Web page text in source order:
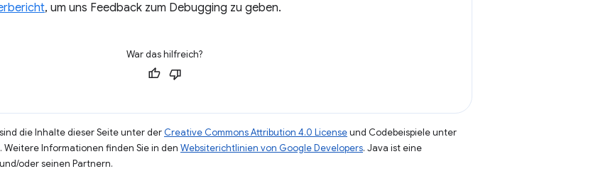
, um uns Feedback zum Debugging zu geben.
War das hilfreich?
die Inhalte dieser Seite unter der Creative Commons Attribution 4.0 Licenseund Codebeispiele unter
Weitere Informationen finden Sie in den Websiterichtlinien von Google Developers. Java ist eine
oder seinen Partnern.